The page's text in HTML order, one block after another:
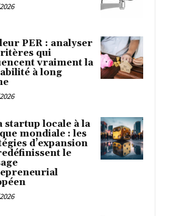
PER : analyser
qui
vraiment la
à long
startup locale à la
mondiale : les
d’expansion
le